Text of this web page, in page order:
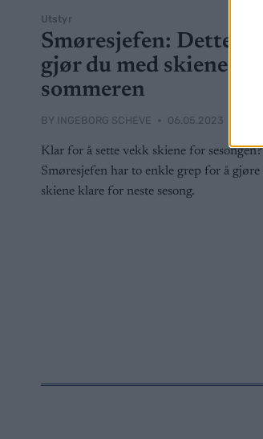
Utstyr
Smøresjefen: Dette
gjør du med skiene før
sommeren
BY INGEBORG SCHEVE 06.05.2023
Klar for å sette vekk skiene for sesongen?
Smøresjefen har to enkle grep for å gjøre
skiene klare for neste sesong.